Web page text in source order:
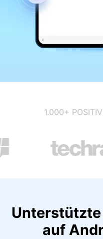
1.000+
Unterstützte
auf